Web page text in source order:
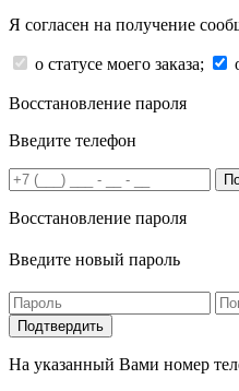
Я согласен на получение
о статусе моего заказа;
Восстановление пароля
Введите телефон
Восстановление пароля
Введите новый пароль
На указанный Вами номер